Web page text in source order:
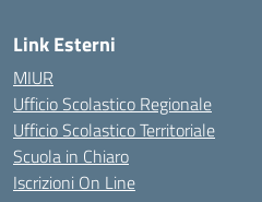
Link Esterni
MIUR
Ufficio Scolastico Regionale
Ufficio Scolastico Territoriale
Scuola in Chiaro
Iscrizioni On Line